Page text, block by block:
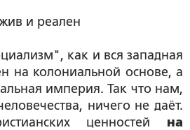
и реален
как и вся западная
на колониальной основе, а
империя. Так что нам,
ничего не даёт.
ценностей на